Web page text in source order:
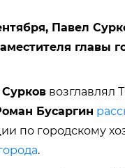
Павел
главы
возглавлял
Бусаргин
по городскому
.